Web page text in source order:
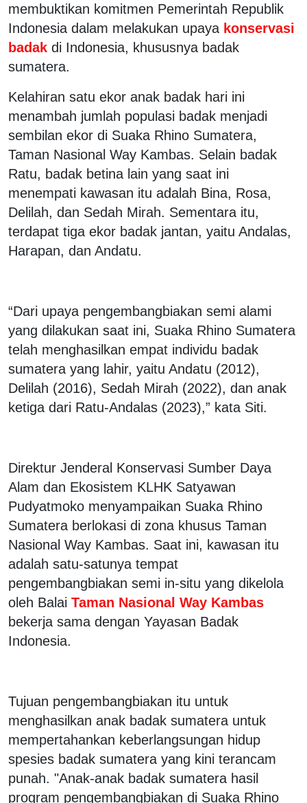
membuktikan komitmen Pemerintah Republik
Indonesia dalam melakukan upaya konservasi
badak di Indonesia, khususnya badak
sumatera.
Kelahiran satu ekor anak badak hari ini
menambah jumlah populasi badak menjadi
sembilan ekor di Suaka Rhino Sumatera,
Taman Nasional Way Kambas. Selain badak
Ratu, badak betina lain yang saat ini
menempati kawasan itu adalah Bina, Rosa,
Delilah, dan Sedah Mirah. Sementara itu,
terdapat tiga ekor badak jantan, yaitu Andalas,
Harapan, dan Andatu.
“Dari upaya pengembangbiakan semi alami
yang dilakukan saat ini, Suaka Rhino Sumatera
telah menghasilkan empat individu badak
sumatera yang lahir, yaitu Andatu (2012),
Delilah (2016), Sedah Mirah (2022), dan anak
ketiga dari Ratu-Andalas (2023),” kata Siti.
Direktur Jenderal Konservasi Sumber Daya
Alam dan Ekosistem KLHK Satyawan
Pudyatmoko menyampaikan Suaka Rhino
Sumatera berlokasi di zona khusus Taman
Nasional Way Kambas. Saat ini, kawasan itu
adalah satu-satunya tempat
pengembangbiakan semi in-situ yang dikelola
oleh Balai Taman Nasional Way Kambas
bekerja sama dengan Yayasan Badak
Indonesia.
Tujuan pengembangbiakan itu untuk
menghasilkan anak badak sumatera untuk
mempertahankan keberlangsungan hidup
spesies badak sumatera yang kini terancam
punah. "Anak-anak badak sumatera hasil
program pengembangbiakan di Suaka Rhino